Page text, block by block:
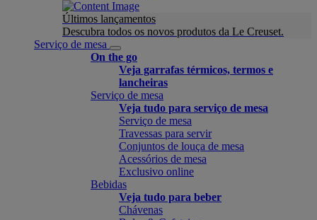
Últimos lançamentos
Descubra todos os novos produtos da Le Creuset.
Serviço de mesa
On the go
Veja garrafas térmicos, termos e
lancheiras
Serviço de mesa
Veja tudo para serviço de mesa
Serviço de mesa
Travessas para servir
Conjuntos de louça de mesa
Acessórios de mesa
Exclusivo online
Bebidas
Veja tudo para beber
Chávenas